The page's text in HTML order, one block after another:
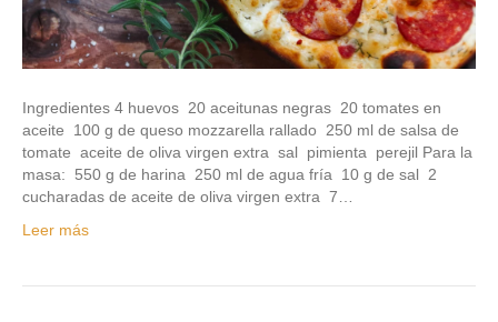
Ingredientes 4 huevos 20 aceitunas negras 20 tomates en
aceite 100 g de queso mozzarella rallado 250 ml de salsa de
tomate aceite de oliva virgen extra sal pimienta perejil Para la
masa: 550 g de harina 250 ml de agua fría 10 g de sal 2
cucharadas de aceite de oliva virgen extra 7…
Leer más